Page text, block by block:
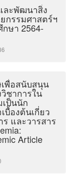
ละพัฒนาสิ่ง
กรรมศาสตร์ฯ
ษา 2564-
พื่อสนับสนุน
ชาการใน
ป็นนัก
บื้องต้นเกี่ยว
และวารสาร
Article